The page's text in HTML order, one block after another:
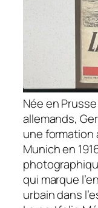
Née en
allemands,
une formation
Munich en
qui marque
urbain dans